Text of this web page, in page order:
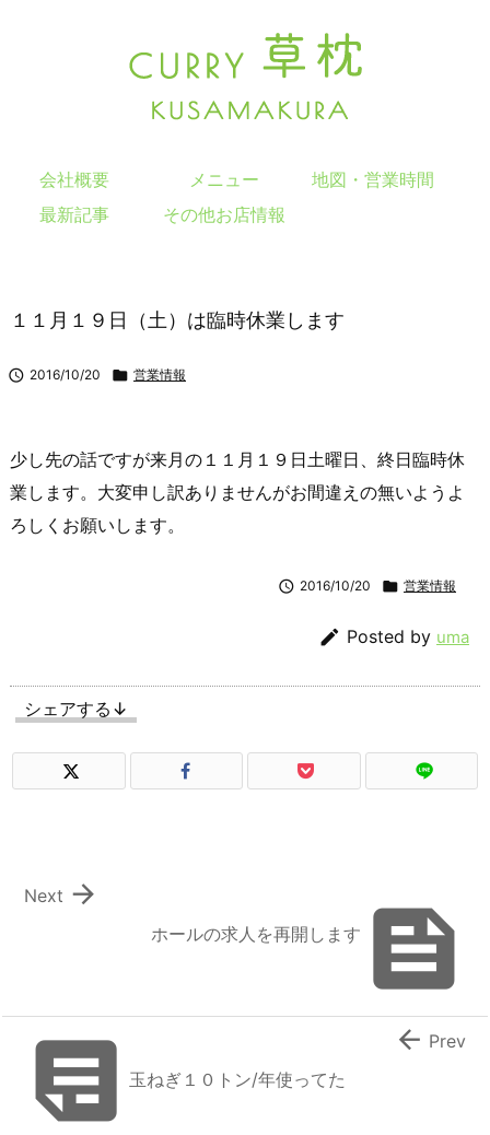
会社概要 メニュー
地図・営業時間
最新記事
その他お店情報
１１月１９日（土）は臨時休業します
 2016/10/20  営業情報
少し先の話ですが来月の１１月１９日土曜日、終日臨時休
業します。大変申し訳ありませんがお間違えの無いようよ
ろしくお願いします。
 2016/10/20  営業情報
 Posted by uma
シェアする↓

ホールの求人を再開します

Next
玉ねぎ１０トン/年使ってた
 Prev